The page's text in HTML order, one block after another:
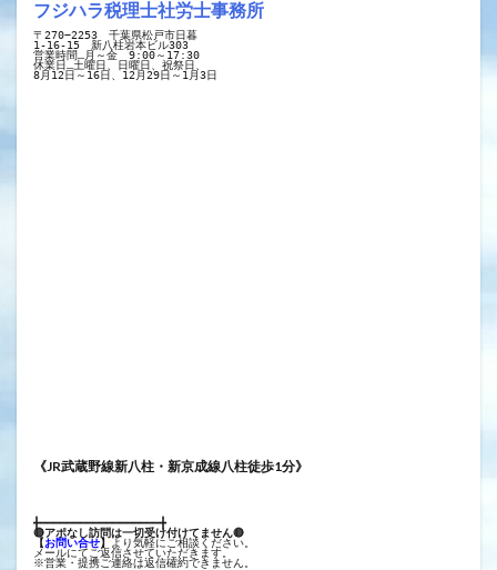
フジハラ税理士社労士事務所
〒270−2253　千葉県松戸市日暮
1-16-15　新八柱岩本ビル303
営業時間…月～金　9:00～17:30
休業日…土曜日、日曜日、祝祭日、
8月12日～16日、12月29日～1月3日
《JR武蔵野線新八柱・新京成線八柱徒歩1分》
╋━━━━━━━━━━━━━━━━━━╋
🔴アポなし訪問は一切受け付けてません🔴
【お問い合せ】より気軽にご相談ください。
メールにてご返信させていただきます。
※営業・提携ご連絡は返信確約できません。